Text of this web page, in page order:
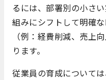
るには、部署別の小さ
組みにシフトして明確
（例：経費削減、売上
ります。
従業員の育成について